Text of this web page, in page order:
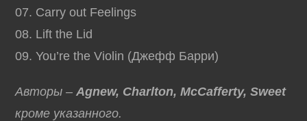
07. Carry out Feelings
08. Lift the Lid
09. You’re the Violin (Джефф Барри)
Авторы –Agnew, Charlton, McCafferty, Sweet
кроме указанного.